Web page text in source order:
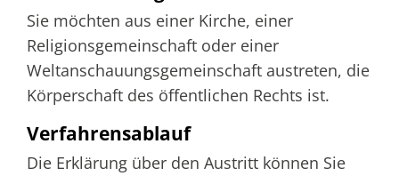
Sie möchten aus einer Kirche, einer
Religionsgemeinschaft oder einer
Weltanschauungsgemeinschaft austreten, die
Körperschaft des öffentlichen Rechts ist.
Verfahrensablauf
Die Erklärung über den Austritt können Sie